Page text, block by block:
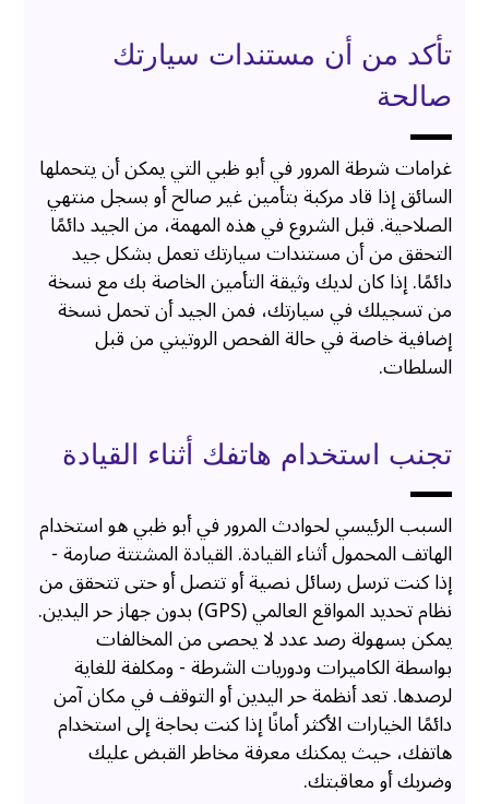
تأكد من أن مستندات سيارتك
صالحة
غرامات شرطة المرور في أبو ظبي التي يمكن أن يتحملها
السائق إذا قاد مركبة بتأمين غير صالح أو بسجل منتهي
الصلاحية. قبل الشروع في هذه المهمة، من الجيد دائمًا
التحقق من أن مستندات سيارتك تعمل بشكل جيد
دائمًا. إذا كان لديك وثيقة التأمين الخاصة بك مع نسخة
من تسجيلك في سيارتك، فمن الجيد أن تحمل نسخة
إضافية خاصة في حالة الفحص الروتيني من قبل
السلطات.
تجنب استخدام هاتفك أثناء القيادة
السبب الرئيسي لحوادث المرور في أبو ظبي هو استخدام
الهاتف المحمول أثناء القيادة. القيادة المشتتة صارمة -
إذا كنت ترسل رسائل نصية أو تتصل أو حتى تتحقق من
نظام تحديد المواقع العالمي (GPS) بدون جهاز حر اليدين.
يمكن بسهولة رصد عدد لا يحصى من المخالفات
بواسطة الكاميرات ودوريات الشرطة - ومكلفة للغاية
لرصدها. تعد أنظمة حر اليدين أو التوقف في مكان آمن
دائمًا الخيارات الأكثر أمانًا إذا كنت بحاجة إلى استخدام
هاتفك، حيث يمكنك معرفة مخاطر القبض عليك
وضربك أو معاقبتك.